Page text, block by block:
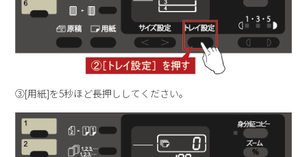
③[用紙]を5秒ほど長押ししてください。